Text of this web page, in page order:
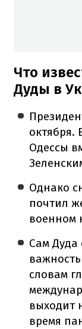
Что
Дуды в
октября.
Одессы
Однако
почтил
военном
Сам Дуда
словам
выходит
время